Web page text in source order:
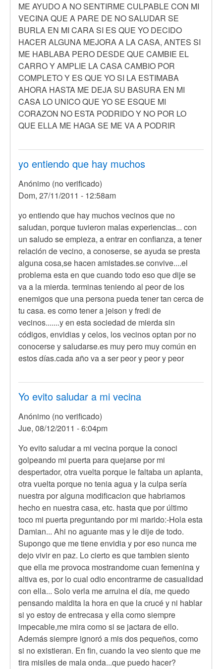
ME AYUDO A NO SENTIRME CULPABLE CON MI
VECINA QUE A PARE DE NO SALUDAR SE
BURLA EN MI CARA SI ES QUE YO DECIDO
HACER ALGUNA MEJORA A LA CASA, ANTES SI
ME HABLABA PERO DESDE QUE CAMBIE EL
CARRO Y AMPLIE LA CASA CAMBIO POR
COMPLETO Y ES QUE YO SI LA ESTIMABA
AHORA HASTA ME DEJA SU BASURA EN MI
CASA LO UNICO QUE YO SE ESQUE MI
CORAZON NO ESTA PODRIDO Y NO POR LO
QUE ELLA ME HAGA SE ME VA A PODRIR
yo entiendo que hay muchos
Anónimo (no verificado)
Dom, 27/11/2011 - 12:58am
yo entiendo que hay muchos vecinos que no
saludan, porque tuvieron malas experiencias... con
un saludo se empieza, a entrar en confianza, a tener
relación de vecino, a conoserse, se ayuda se presta
alguna cosa,se hacen amistades.se convive....el
problema esta en que cuando todo eso que dije se
va a la mierda. terminas teniendo al peor de los
enemigos que una persona pueda tener tan cerca de
tu casa. es como tener a jeison y fredi de
vecinos.......y en esta sociedad de mierda sin
códigos, envidias y celos, los vecinos optan por no
conocerse y saludarse.es muy pero muy común en
estos días.cada año va a ser peor y peor y peor
Yo evito saludar a mi vecina
Anónimo (no verificado)
Jue, 08/12/2011 - 6:04pm
Yo evito saludar a mi vecina porque la conoci
golpeando mi puerta para quejarse por mi
despertador, otra vuelta porque le faltaba un aplanta,
otra vuelta porque no tenia agua y la culpa sería
nuestra por alguna modificacion que habriamos
hecho en nuestra casa, etc. hasta que por último
toco mi puerta preguntando por mi marido:-Hola esta
Damian... Ahi no aguante mas y le dije de todo.
Supongo que me tiene envidia y por eso nunca me
dejo vivir en paz. Lo cierto es que tambien siento
que ella me provoca mostrandome cuan femenina y
altiva es, por lo cual odio encontrarme de casualidad
con ella... Solo verla me arruina el día, me quedo
pensando maldita la hora en que la crucé y ni hablar
si yo estoy de entrecasa y ella como siempre
impecable,me mira como si se jactara de ello.
Además siempre ignoró a mis dos pequeños, como
si no existieran. En fin, cuando la veo siento que me
tira misiles de mala onda...que puedo hacer?